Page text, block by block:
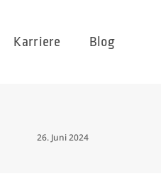
Karriere Blog
26. Juni 2024